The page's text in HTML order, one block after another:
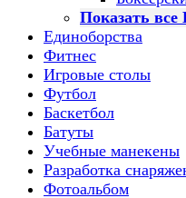
Показать все
Единоборства
Фитнес
Игровые столы
Футбол
Баскетбол
Батуты
Учебные манекены
Разработка
Фотоальбом